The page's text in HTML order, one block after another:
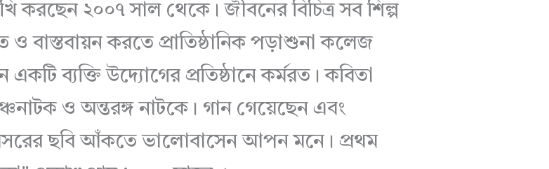
২০০৭ সাল থেকে। জীবনের বিচিত্র সব শিল্প
ও বাস্তবায়ন করতে প্রাতিষ্ঠানিক পড়াশুনা কলেজ
একটি ব্যক্তি উদ্যোগের প্রতিষ্ঠানে কর্মরত। কবিতা
ও অন্তরঙ্গ নাটকে। গান গেয়েছেন এবং
ছবি আঁকতে ভালোবাসেন আপন মনে। প্রথম